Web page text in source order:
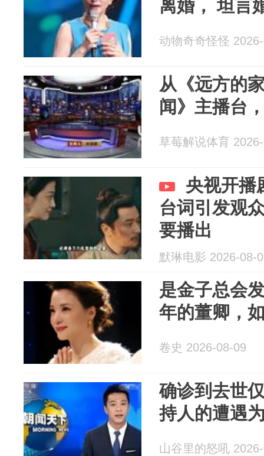
离婚， 坦言
动物奇奇怪怪
从《远方的
闻》主播台
草莓解说体育
央视开播
台词引发观
要播出
默琳电影 2026-08-
是金子总会
年的董卿，
卷史 2026-08-09
确诊到去世
持人的遭遇
山谷里的怒吼